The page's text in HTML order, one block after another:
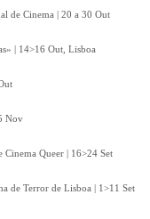
de Cinema | 20 a 30 Out
| 14>16 Out, Lisboa
Nov
Queer | 16>24 Set
de Terror de Lisboa | 1>11 Set